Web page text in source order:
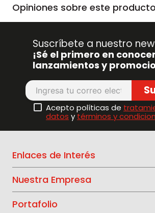
Opiniones sobre este producto
Suscríbete a nuestro
¡Sé el primero en
lanzamientos y
Acepto políticas de
datos y términos y
Enlaces de Interés
Nuestra Empresa
Portafolio